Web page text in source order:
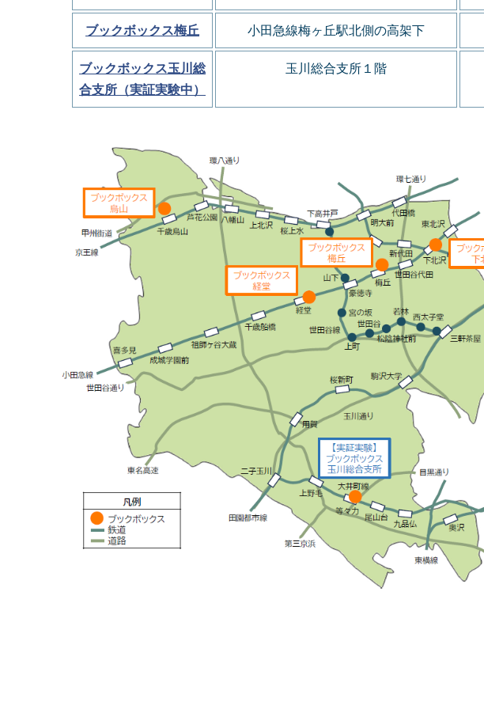
ブックボックス梅丘 小田急線梅ヶ丘駅北側の高架下
ブックボックス玉川総
合支所（実証実験中）
玉川総合支所１階